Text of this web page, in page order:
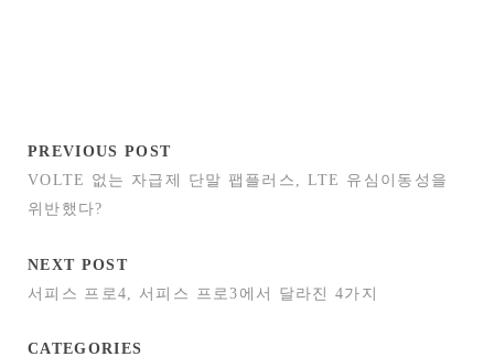
PREVIOUS POST
VOLTE 없는 자급제 단말 팹플러스, LTE 유심이동성을
위반했다?
NEXT POST
서피스 프로4, 서피스 프로3에서 달라진 4가지
CATEGORIES